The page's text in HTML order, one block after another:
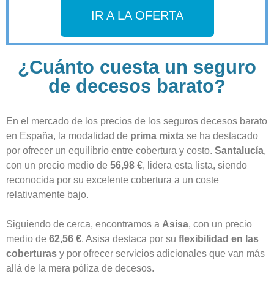
IR A LA OFERTA
¿Cuánto cuesta un seguro
de decesos barato?
En el mercado de los precios de los seguros decesos barato
en España, la modalidad de prima mixta se ha destacado
por ofrecer un equilibrio entre cobertura y costo. Santalucía,
con un precio medio de 56,98 €, lidera esta lista, siendo
reconocida por su excelente cobertura a un coste
relativamente bajo.
Siguiendo de cerca, encontramos a Asisa, con un precio
medio de 62,56 €. Asisa destaca por su flexibilidad en las
coberturas y por ofrecer servicios adicionales que van más
allá de la mera póliza de decesos.